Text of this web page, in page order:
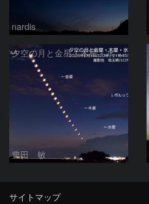
nardis
夕空の月と金星・木星・水星の接近 2026/6/18
豊田 敏
サイトマップ